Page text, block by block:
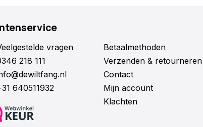
gewicht van de spullen in of aan de
gedrukt.
vragen
218 111
640511932
Betaalmethoden
Verzenden & retourneren
Contact
Mijn account
Klachten